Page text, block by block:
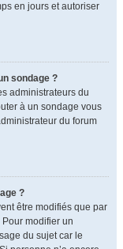
en jours et autoriser
sondage ?
administrateurs du
à un sondage vous
du forum
?
être modifiés que par
modifier un
du sujet car le